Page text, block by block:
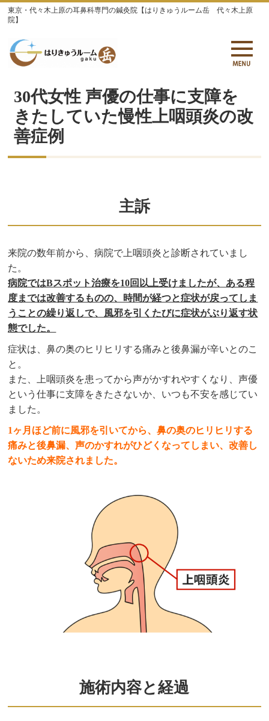
東京・代々木上原の耳鼻科専門の鍼灸院【はりきゅうルーム岳 代々木上原
院】
30代女性 声優の仕事に支障を
きたしていた慢性上咽頭炎の改
善症例
主訴
来院の数年前から、病院で上咽頭炎と診断されていまし
た。
病院ではBスポット治療を10回以上受けましたが、ある程
度までは改善するものの、時間が経つと症状が戻ってしま
うことの繰り返しで、風邪を引くたびに症状がぶり返す状
態でした。
症状は、鼻の奥のヒリヒリする痛みと後鼻漏が辛いとのこ
と。
また、上咽頭炎を患ってから声がかすれやすくなり、声優
という仕事に支障をきたさないか、いつも不安を感じてい
ました。
1ヶ月ほど前に風邪を引いてから、鼻の奥のヒリヒリする
痛みと後鼻漏、声のかすれがひどくなってしまい、改善し
ないため来院されました。
施術内容と経過